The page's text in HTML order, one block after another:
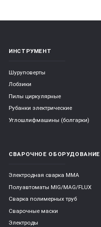
ИНСТРУМЕНТ
Шуруповерты
Лобзики
Пилы циркулярные
Рубанки электрические
Углошлифмашины (болгарки)
СВАРОЧНОЕ ОБОРУДОВАНИЕ
Электродная сварка ММА
Полуавтоматы MIG/MAG/FLUX
Сварка полимерных труб
Сварочные маски
Электроды